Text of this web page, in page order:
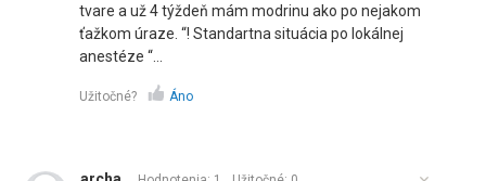
tvare a už 4 týždeň mám modrinu ako po nejakom
ťažkom úraze. “! Standartna situácia po lokálnej
anestéze “…
Užitočné? Áno